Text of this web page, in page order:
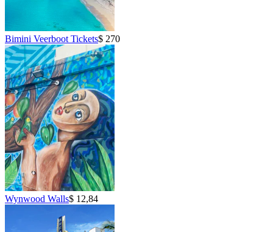
Bimini Veerboot Tickets$ 270
Wynwood Walls$ 12,84